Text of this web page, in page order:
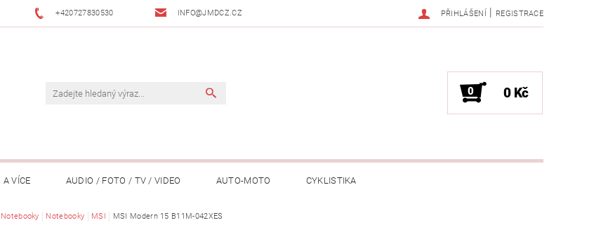
+420727830530 INFO@JMDCZ.CZ PŘIHLÁŠENÍ | REGISTRACE
0 0 Kč
VÍCE AUDIO / FOTO / TV / VIDEO AUTO-MOTO CYKLISTIKA
/ ZAHRADA DOMÁCÍ SPOTŘEBIČE DRONY
Notebooky MSI MSI Modern 15 B11M-042XES